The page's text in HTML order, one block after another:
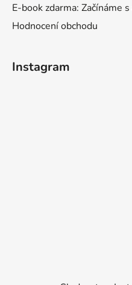
E-book zdarma: Začínáme
Hodnocení obchodu
Instagram